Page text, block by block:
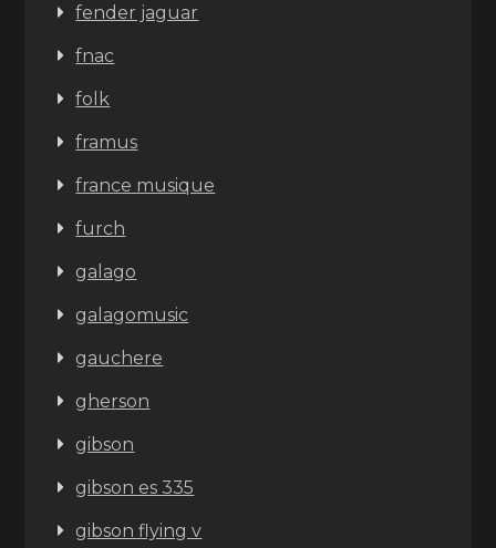
fender jaguar
fnac
folk
framus
france musique
furch
galago
galagomusic
gauchere
gherson
gibson
gibson es 335
gibson flying v